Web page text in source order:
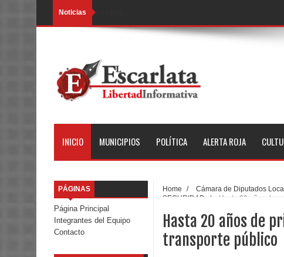
Noticias
INICIO MUNICIPIOS POLÍTICA ALERTA ROJA
PÁGINAS
Página Principal
Integrantes del Equipo
Contacto
Home / Cámara de Diputados Local
SEGURIDAD
/ Hasta 20 años de
Hasta 20 años de
transporte público